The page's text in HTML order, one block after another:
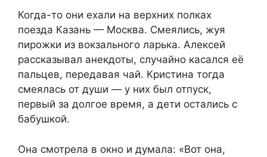
Когда-то они ехали на верхних полках
поезда Казань — Москва. Смеялись, жуя
пирожки из вокзального ларька. Алексей
рассказывал анекдоты, случайно касался её
пальцев, передавая чай. Кристина тогда
смеялась от души — у них был отпуск,
первый за долгое время, а дети остались с
бабушкой.
Она смотрела в окно и думала: «Вот она,